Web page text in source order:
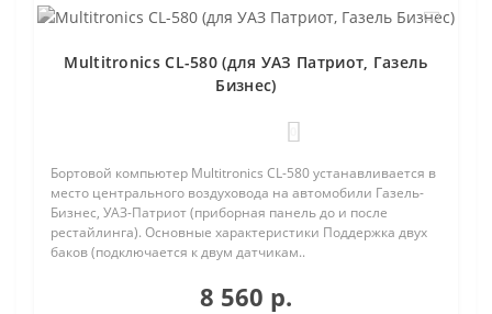
Multitronics CL-580 (для УАЗ Патриот, Газель
Бизнес)
Бортовой компьютер Multitronics CL-580 устанавливается в
место центрального воздуховода на автомобили Газель-
Бизнес, УАЗ-Патриот (приборная панель до и после
рестайлинга). Основные характеристики Поддержка двух
баков (подключается к двум датчикам..
8 560 р.